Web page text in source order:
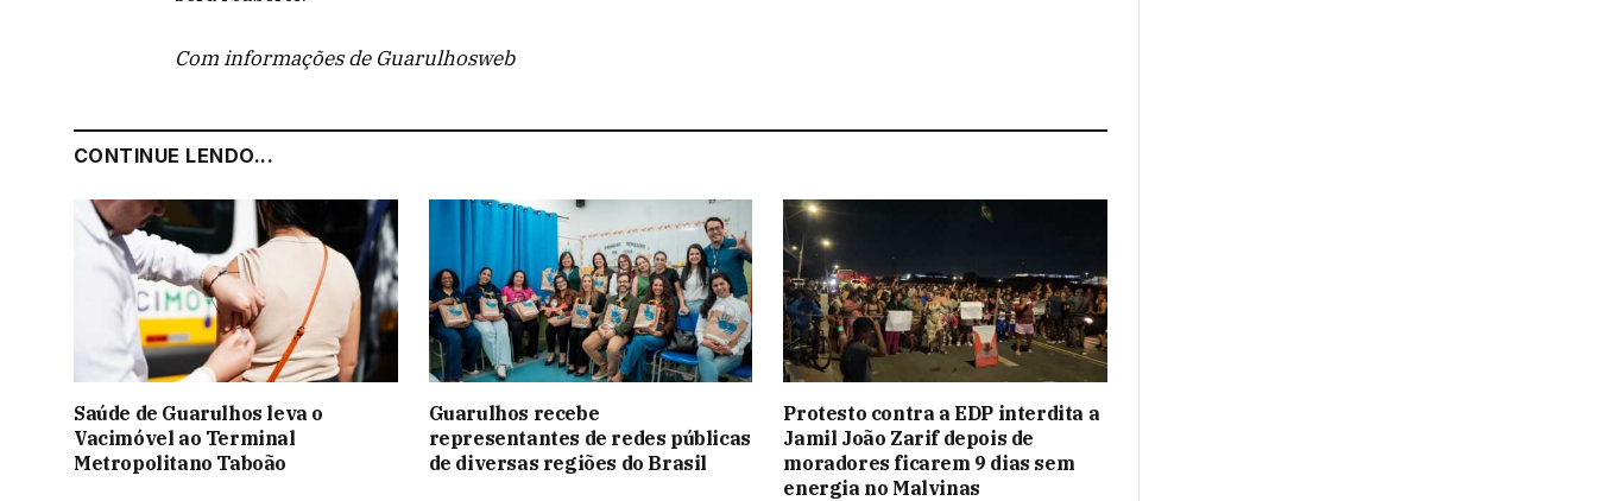
Com informações de Guarulhosweb
CONTINUE LENDO...
Saúde de Guarulhos leva o
Vacimóvel ao Terminal
Metropolitano Taboão
Guarulhos recebe
representantes de redes públicas
de diversas regiões do Brasil
Protesto contra a EDP interdita a
Jamil João Zarif depois de
moradores ficarem 9 dias sem
energia no Malvinas